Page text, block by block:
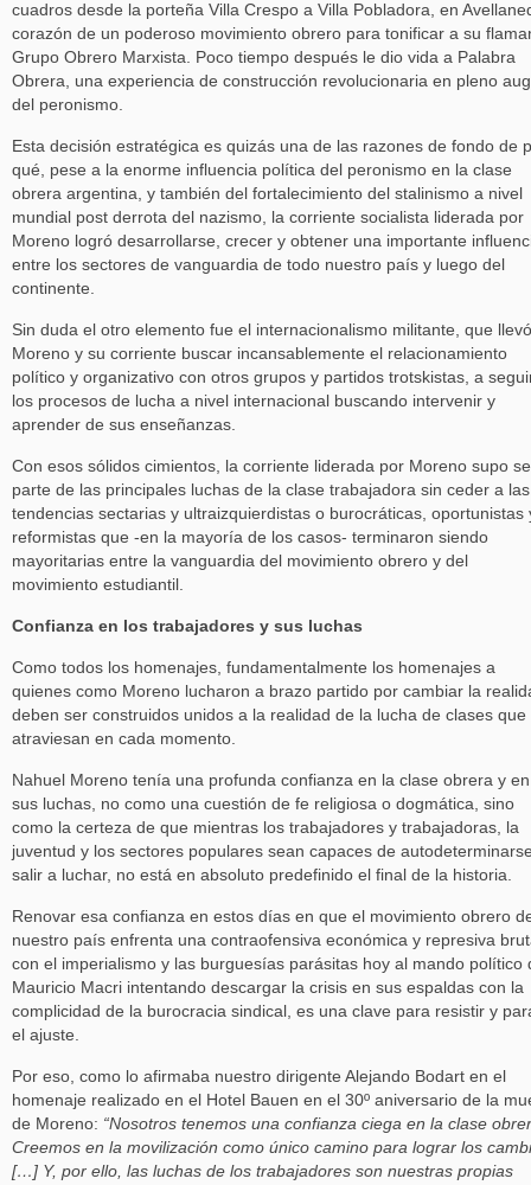
cuadros desde la porteña Villa Crespo a Villa Pobladora, en
corazón de un poderoso movimiento obrero para tonificar a su
Grupo Obrero Marxista. Poco tiempo después le dio vida a Palabra
Obrera, una experiencia de construcción revolucionaria en pleno
del peronismo.
Esta decisión estratégica es quizás una de las razones de fondo de
qué, pese a la enorme influencia política del peronismo en la clase
obrera argentina, y también del fortalecimiento del stalinismo a nivel
mundial post derrota del nazismo, la corriente socialista liderada por
Moreno logró desarrollarse, crecer y obtener una importante
entre los sectores de vanguardia de todo nuestro país y luego del
continente.
Sin duda el otro elemento fue el internacionalismo militante, que
Moreno y su corriente buscar incansablemente el relacionamiento
político y organizativo con otros grupos y partidos trotskistas, a
los procesos de lucha a nivel internacional buscando intervenir y
aprender de sus enseñanzas.
Con esos sólidos cimientos, la corriente liderada por Moreno supo
parte de las principales luchas de la clase trabajadora sin ceder a las
tendencias sectarias y ultraizquierdistas o burocráticas, oportunistas
reformistas que -en la mayoría de los casos- terminaron siendo
mayoritarias entre la vanguardia del movimiento obrero y del
movimiento estudiantil.
Confianza en los trabajadores y sus luchas
Como todos los homenajes, fundamentalmente los homenajes a
quienes como Moreno lucharon a brazo partido por cambiar la
deben ser construidos unidos a la realidad de la lucha de clases que
atraviesan en cada momento.
Nahuel Moreno tenía una profunda confianza en la clase obrera y en
sus luchas, no como una cuestión de fe religiosa o dogmática, sino
como la certeza de que mientras los trabajadores y trabajadoras, la
juventud y los sectores populares sean capaces de
salir a luchar, no está en absoluto predefinido el final de la historia.
Renovar esa confianza en estos días en que el movimiento obrero
nuestro país enfrenta una contraofensiva económica y represiva
con el imperialismo y las burguesías parásitas hoy al mando político
Mauricio Macri intentando descargar la crisis en sus espaldas con la
complicidad de la burocracia sindical, es una clave para resistir y
el ajuste.
Por eso, como lo afirmaba nuestro dirigente Alejando Bodart en el
homenaje realizado en el Hotel Bauen en el 30º aniversario de la
de Moreno: “Nosotros tenemos una confianza ciega en la clase
Creemos en la movilización como único camino para lograr los
[…] Y, por ello, las luchas de los trabajadores son nuestras propias